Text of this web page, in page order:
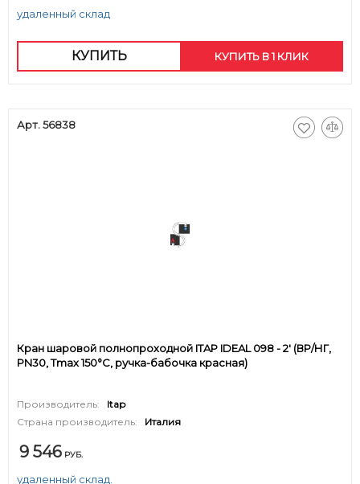
удаленный склад
КУПИТЬ КУПИТЬ В 1 КЛИК
Арт. 56838
Кран шаровой полнопроходной ITAP IDEAL 098 - 2' (ВР/НГ,
PN30, Tmax 150°С, ручка-бабочка красная)
Производитель:
Itap
Страна производитель:
Италия
9 546 РУБ.
удаленный склад.